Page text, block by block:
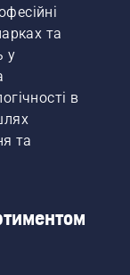
та
у
в
та